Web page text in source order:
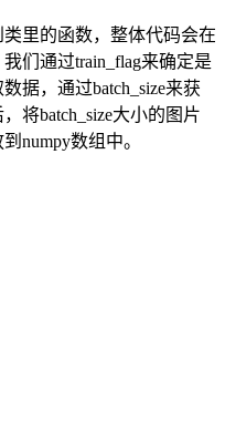
里的函数，整体代码会在
们通过train_flag来确定是
据，通过batch_size来获
将batch_size大小的图片
numpy数组中。